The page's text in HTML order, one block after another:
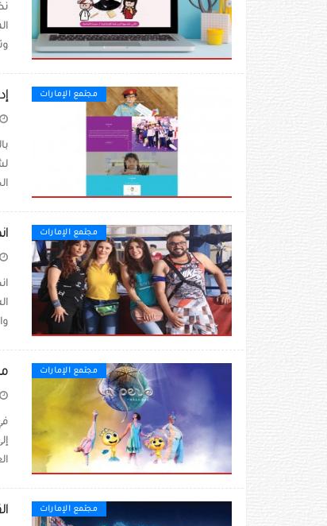
مجتمع الإمارات
مجتمع الإمارات
مجتمع الإمارات
مجتمع الإمارات